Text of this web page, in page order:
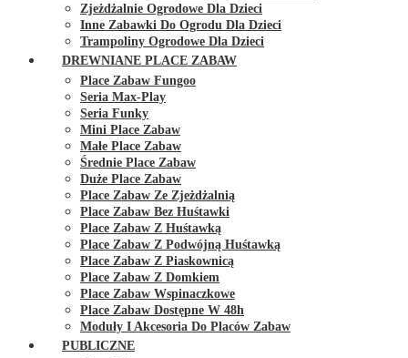
Zjeżdżalnie Ogrodowe Dla Dzieci
Inne Zabawki Do Ogrodu Dla Dzieci
Trampoliny Ogrodowe Dla Dzieci
DREWNIANE PLACE ZABAW
Place Zabaw Fungoo
Seria Max-Play
Seria Funky
Mini Place Zabaw
Małe Place Zabaw
Średnie Place Zabaw
Duże Place Zabaw
Place Zabaw Ze Zjeżdżalnią
Place Zabaw Bez Huśtawki
Place Zabaw Z Huśtawką
Place Zabaw Z Podwójną Huśtawką
Place Zabaw Z Piaskownicą
Place Zabaw Z Domkiem
Place Zabaw Wspinaczkowe
Place Zabaw Dostępne W 48h
Moduły I Akcesoria Do Placów Zabaw
PUBLICZNE